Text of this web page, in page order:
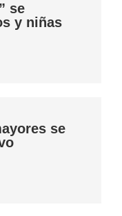
se
y niñas
se